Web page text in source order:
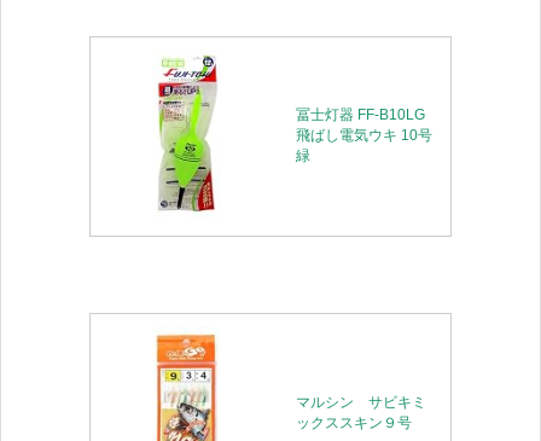
冨士灯器 FF-B10LG
飛ばし電気ウキ 10号
緑
マルシン サビキミ
ックススキン９号